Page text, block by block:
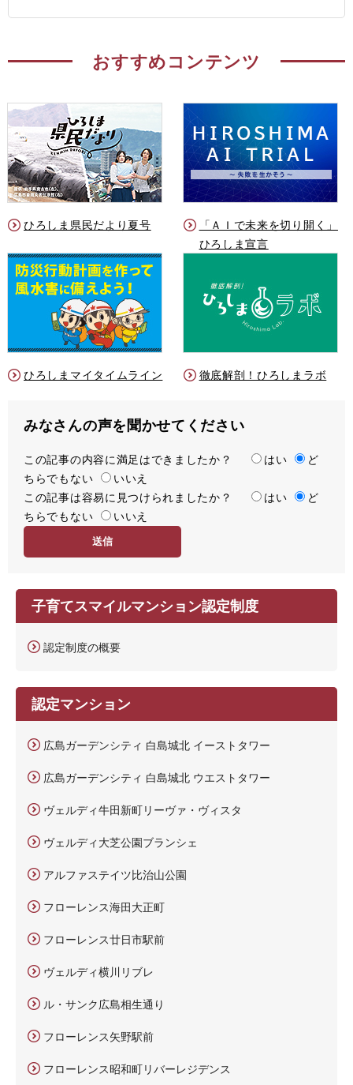
おすすめコンテンツ
ひろしま県民だより夏号
「ＡＩで未来を切り開く」
ひろしま宣言
ひろしまマイタイムライン 徹底解剖！ひろしまラボ
みなさんの声を聞かせてください
満
足
度
この記事の内容に満足はできましたか？ はい
ど
ちらでもない
いいえ
容
易
この記事は容易に見つけられましたか？ はい
ど
ちらでもない
いいえ
子育てスマイルマンション認定制度
認定制度の概要
認定マンション
広島ガーデンシティ 白島城北 イーストタワー
広島ガーデンシティ 白島城北 ウエストタワー
ヴェルディ牛田新町リーヴァ・ヴィスタ
ヴェルディ大芝公園ブランシェ
アルファステイツ比治山公園
フローレンス海田大正町
フローレンス廿日市駅前
ヴェルディ横川リブレ
ル・サンク広島相生通り
フローレンス矢野駅前
フローレンス昭和町リバーレジデンス